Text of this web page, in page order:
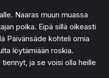
Naaras muun muassa
poika. Eipä sillä oikeasti
Päivänsäde kohteli omia
löytämiään roskia.
ja se voisi olla heille